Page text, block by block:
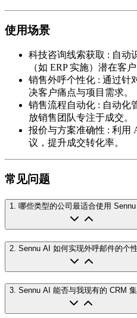
使用场景
科技咨询线索获取 : 自动
（如 ERP 实施）潜在客户
销售外呼个性化 : 通过针
决客户痛点与项目需求。
销售流程自动化 : 自动化
放销售团队专注于成交。
报价与方案准确性 : 利用
议，提升成交转化率。
常见问题
1 哪些类型的公司最适合使用 Sennu
2 Sennu AI 如何实现外呼邮件的个
3. Sennu AI 能否与我现有的 CRM 集